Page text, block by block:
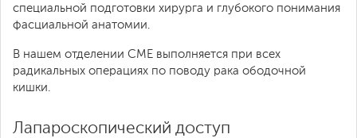
специальной подготовки хирурга и глубокого понимания
фасциальной анатомии.
В нашем отделении CME выполняется при всех
радикальных операциях по поводу рака ободочной
кишки.
Лапароскопический доступ